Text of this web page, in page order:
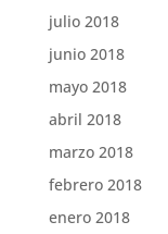
julio 2018
junio 2018
mayo 2018
abril 2018
marzo 2018
febrero 2018
enero 2018